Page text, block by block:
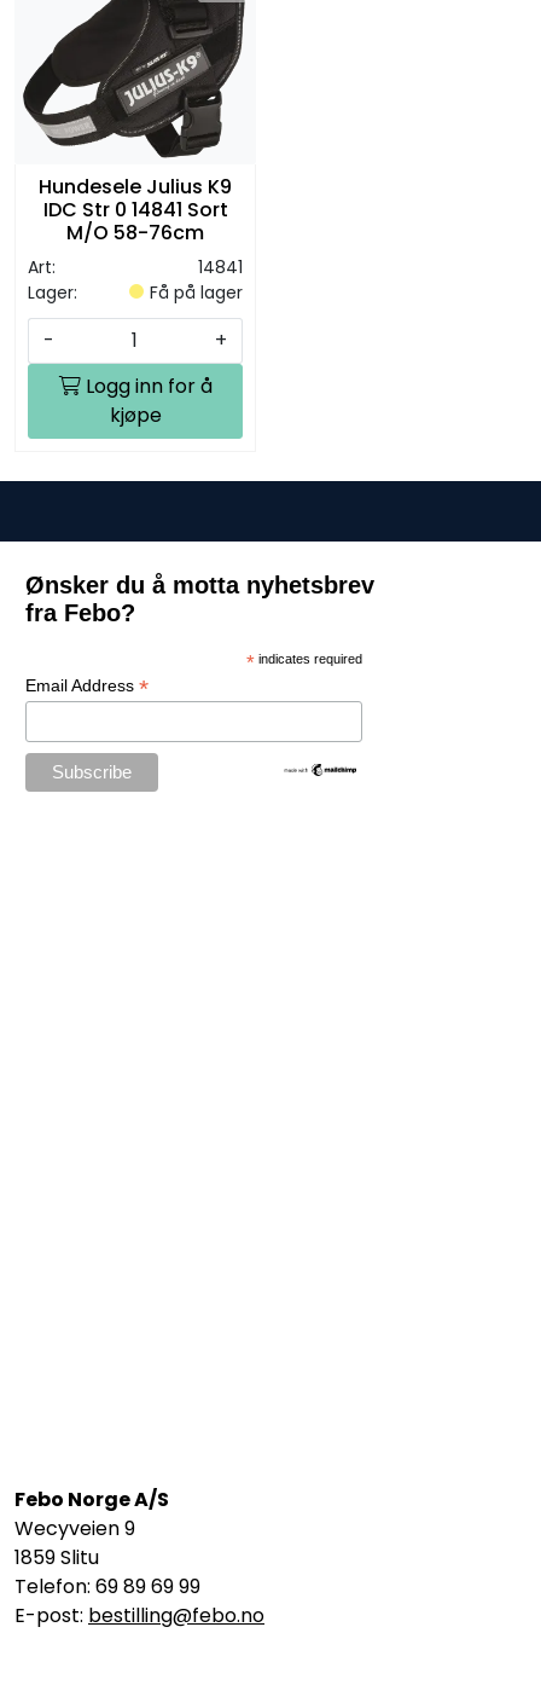
Hundesele Julius K9
IDC Str 0 14841 Sort
M/O 58-76cm
Art:
14841
Lager:
Få på lager
-
+
Logg inn for å
kjøpe
Ønsker du å motta nyhetsbrev
fra Febo?
* indicates required
Email Address *
Febo Norge A/S
Wecyveien 9
1859 Slitu
Telefon: 69 89 69 99
E-post: bestilling@febo.no